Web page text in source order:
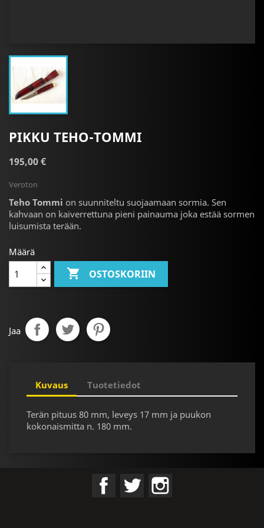
PIKKU TEHO-TOMMI
195,00 €
Veroton
Teho Tommi on suunniteltu suojaamaan sormia. Sen
kahvaan on kaiverrettuna pieni painauma joka estää sormen
luisumista terään.
Määrä
 OSTOSKORIIN
Jaa
Kuvaus Tuotetiedot
Terän pituus 80 mm, leveys 17 mm ja puukon
kokonaismitta n. 180 mm.
FacebookTwitter